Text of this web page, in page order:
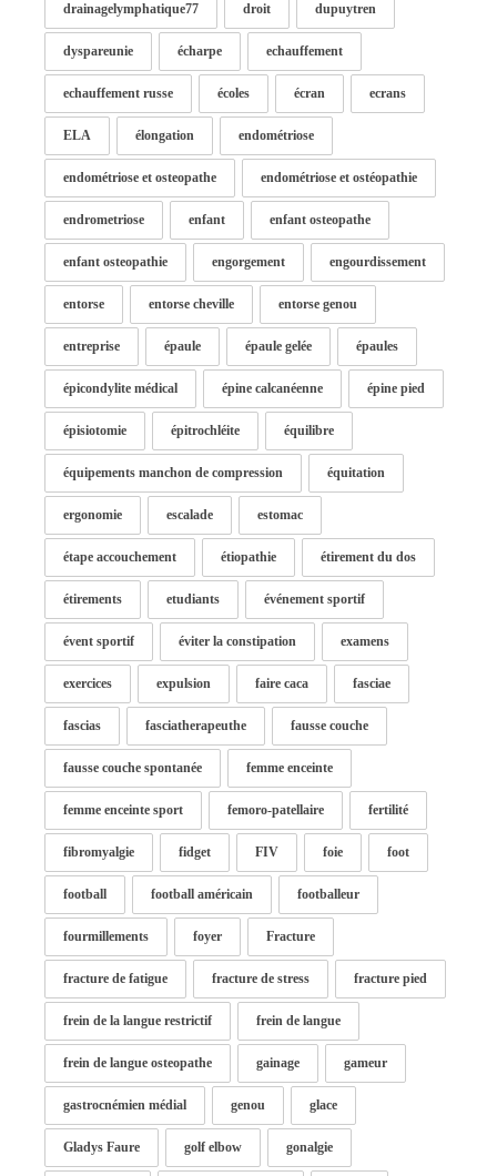
drainagelymphatique77 droit dupuytren
dyspareunie écharpe echauffement
echauffement russe écoles écran ecrans
ELA élongation endométriose
endométriose et osteopathe endométriose et ostéopathie
endrometriose enfant enfant osteopathe
enfant osteopathie engorgement engourdissement
entorse entorse cheville entorse genou
entreprise épaule épaule gelée épaules
épicondylite médical épine calcanéenne épine pied
épisiotomie épitrochléite équilibre
équipements manchon de compression équitation
ergonomie escalade estomac
étape accouchement étiopathie étirement du dos
étirements etudiants événement sportif
évent sportif éviter la constipation examens
exercices expulsion faire caca fasciae
fascias fasciatherapeuthe fausse couche
fausse couche spontanée femme enceinte
femme enceinte sport femoro-patellaire fertilité
fibromyalgie fidget FIV foie foot
football football américain footballeur
fourmillements foyer Fracture
fracture de fatigue fracture de stress fracture pied
frein de la langue restrictif frein de langue
frein de langue osteopathe gainage gameur
gastrocnémien médial genou glace
Gladys Faure golf elbow gonalgie